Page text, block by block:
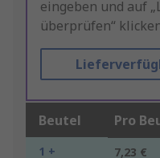
eingeben und auf
überprüfen“
Beutel Pro
1 + 7,23 €